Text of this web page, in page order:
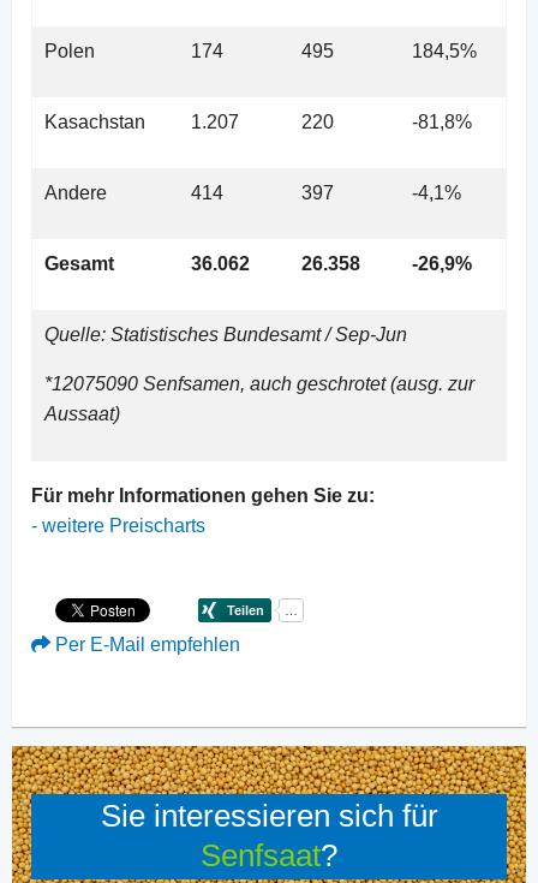
Polen 174 495 184,5%
Kasachstan 1.207 220 -81,8%
Andere 414 397 -4,1%
Gesamt 36.062 26.358 -26,9%
Quelle: Statistisches Bundesamt / Sep-Jun
*12075090 Senfsamen, auch geschrotet (ausg. zur
Aussaat)
Für mehr Informationen gehen Sie zu:
- weitere Preischarts
Per E-Mail empfehlen
Sie interessieren sich für
Senfsaat?